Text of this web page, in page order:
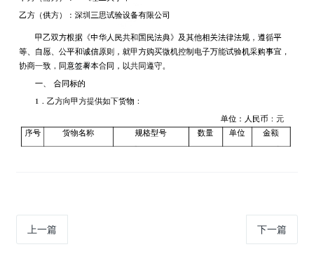
上一篇 下一篇